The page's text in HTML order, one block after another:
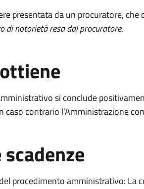
presentata da un procuratore,
di notorietà resa dal procuratore.
si conclude
caso contrario l’Amministrazione
procedimento amministrativo: La